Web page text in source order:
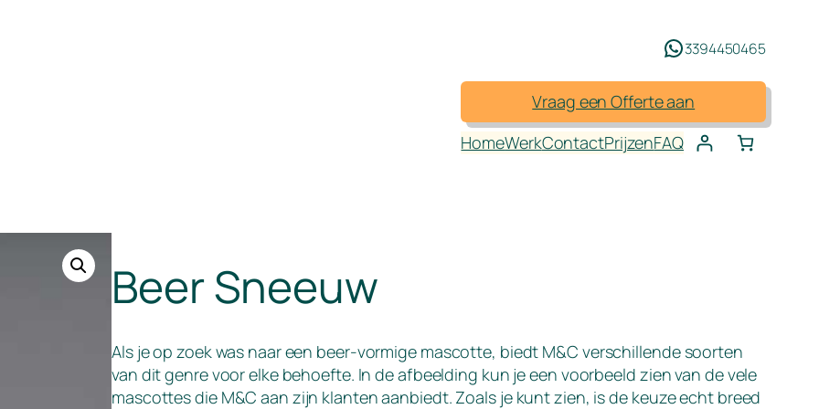
3394450465
Vraag een Offerte aan
HomeWerkContactPrijzenFAQ
Beer Sneeuw
Als je op zoek was naar een beer-vormige mascotte, biedt M&C verschillende soorten
van dit genre voor elke behoefte. In de afbeelding kun je een voorbeeld zien van de vele
mascottes die M&C aan zijn klanten aanbiedt. Zoals je kunt zien, is de keuze echt breed